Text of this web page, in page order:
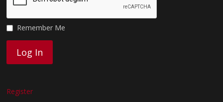
Remember Me
Register